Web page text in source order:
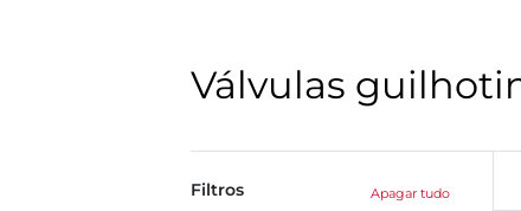
Válvulas
Filtros Apagar tudo